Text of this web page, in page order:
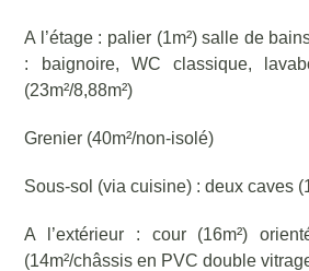
A l’étage : palier (1m²) salle de
: baignoire, WC classique,
(23m²/8,88m²)
Grenier (40m²/non-isolé)
Sous-sol (via cuisine) : deux caves
A l’extérieur : cour (16m²)
(14m²/châssis en PVC double